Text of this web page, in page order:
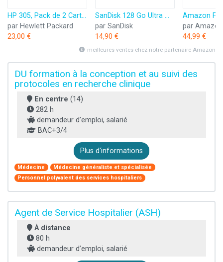
HP 305, Pack de 2 Cartouches d’Encre Originales, 6ZD17AE, Noir, Cyan, Jaune, Magenta
par Hewlett Packard
23,00 €
SanDisk 128 Go Ultra microSDXC, Carte micro sd + adaptateur SD (Pour Smartphone et Tablette, Video Full HDD, jusqu'à 140 Mo/s, UHS-I, La performance A1, Class 10, U1)
par SanDisk
14,90 €
par Amazon
44,99 €
meilleures ventes chez notre partenaire Amazon
DU formation à la conception et au suivi des
protocoles en recherche clinique
En centre (14)
282 h
demandeur d’emploi, salarié
BAC+3/4
Plus d'informations
Médecine
Médecine généraliste et spécialisée
Personnel polyvalent des services hospitaliers
Agent de Service Hospitalier (ASH)
À distance
80 h
demandeur d’emploi, salarié